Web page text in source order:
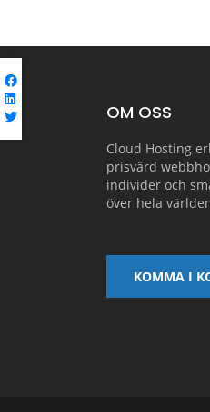
OM OSS
Cloud Hosting
prisvärd
individer och
över hela
KOMMA I